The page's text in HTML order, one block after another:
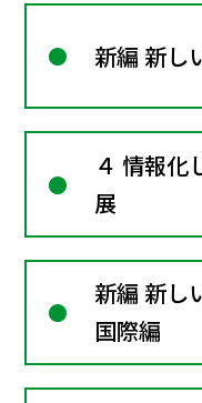
新編 新
４ 情報化
展
新編 新
国際編